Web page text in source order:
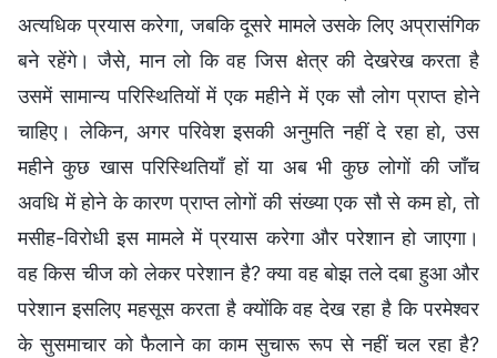
अत्यधिक प्रयास करेगा, जबकि दूसरे मामले उसके लिए अप्रासंगिक
बने रहेंगे। जैसे, मान लो कि वह जिस क्षेत्र की देखरेख करता है
उसमें सामान्य परिस्थितियों में एक महीने में एक सौ लोग प्राप्त होने
चाहिए। लेकिन, अगर परिवेश इसकी अनुमति नहीं दे रहा हो, उस
महीने कुछ खास परिस्थितियाँ हों या अब भी कुछ लोगों की जाँच
अवधि में होने के कारण प्राप्त लोगों की संख्या एक सौ से कम हो, तो
मसीह-विरोधी इस मामले में प्रयास करेगा और परेशान हो जाएगा।
वह किस चीज को लेकर परेशान है? क्या वह बोझ तले दबा हुआ और
परेशान इसलिए महसूस करता है क्योंकि वह देख रहा है कि परमेश्वर
के सुसमाचार को फैलाने का काम सुचारू रूप से नहीं चल रहा है?